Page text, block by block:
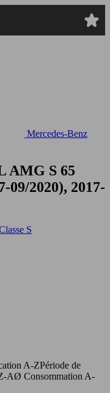
Mercedes-Benz
AMG S 65
09/2020), 2017-
S
A-ZPériode de
AØ Consommation A-